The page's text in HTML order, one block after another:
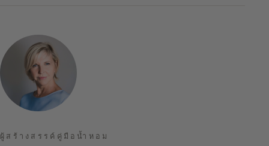
ผู้สร้างสรรค์คู่มือน้ำหอม